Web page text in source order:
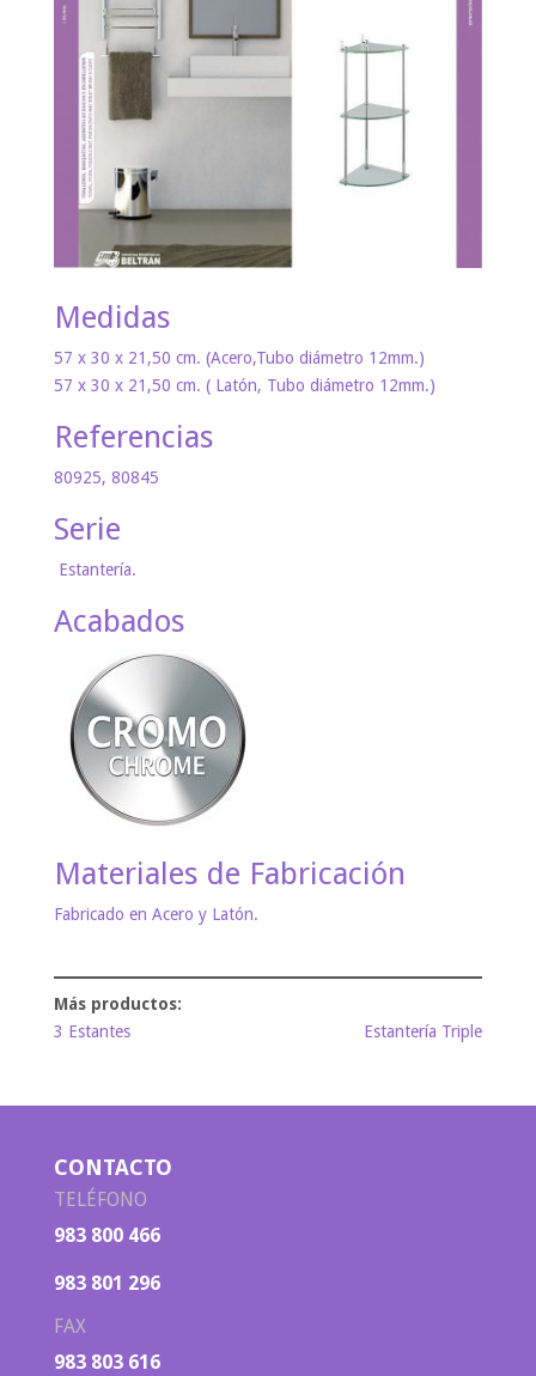
Medidas
57 x 30 x 21,50 cm. (Acero,Tubo diámetro 12mm.)
57 x 30 x 21,50 cm. ( Latón, Tubo diámetro 12mm.)
Referencias
80925, 80845
Serie
Estantería.
Acabados
Materiales de Fabricación
Fabricado en Acero y Latón.
3 Estantes Estantería Triple
CONTACTO
TELÉFONO
983 800 466
983 801 296
FAX
983 803 616